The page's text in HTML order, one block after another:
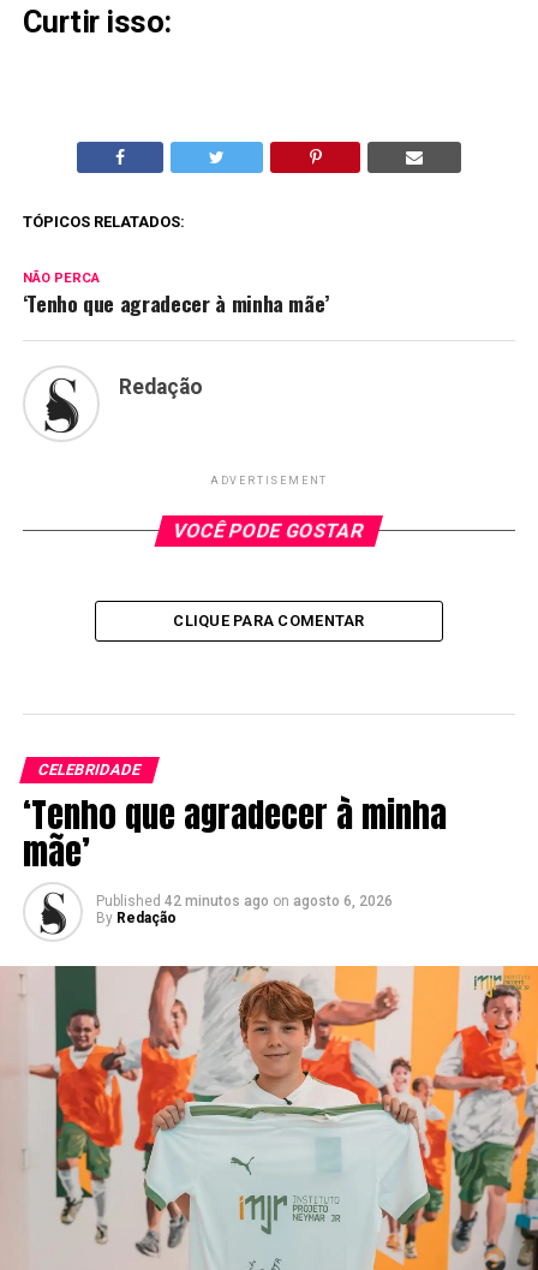
Curtir isso:
TÓPICOS RELATADOS:
NÃO PERCA
‘Tenho que agradecer à minha mãe’
Redação
ADVERTISEMENT
VOCÊ PODE GOSTAR
CLIQUE PARA COMENTAR
CELEBRIDADE
‘Tenho que agradecer à minha
mãe’
Published 42 minutos ago on agosto 6, 2026
By Redação